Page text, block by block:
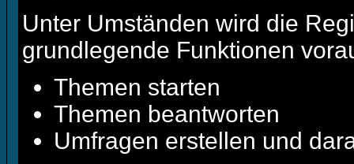
Unter Umständen wird die
grundlegende Funktionen
Themen starten
Themen beantworten
Umfragen erstellen und